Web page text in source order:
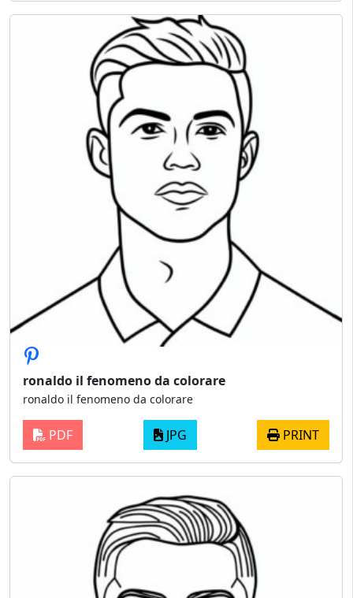
ronaldo il fenomeno da colorare
ronaldo il fenomeno da colorare
PDF JPG PRINT